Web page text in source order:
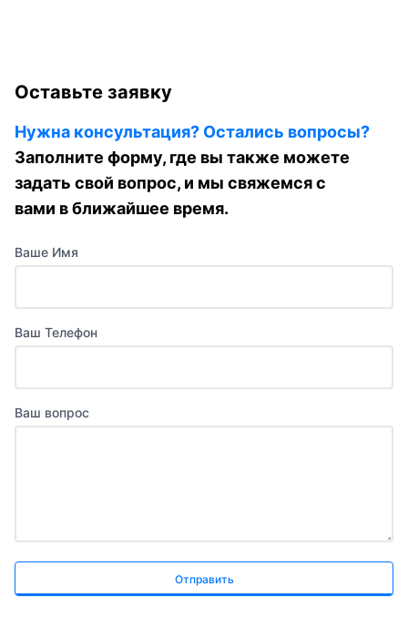
Оставьте заявку
Нужна консультация? Остались вопросы?
Заполните форму, где вы также можете
задать свой вопрос, и мы свяжемся с
вами в ближайшее время.
Ваше Имя
Ваш Телефон
Ваш вопрос
Отправить